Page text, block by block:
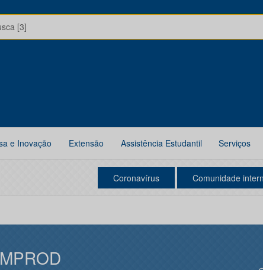
[3]
e Inovação Extensão Assistência Estudantil Serviços
Coronavírus Comunidade